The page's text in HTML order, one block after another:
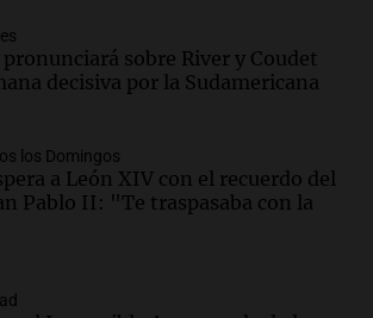
pronunciará sobre River y Coudet
decisiva por la Sudamericana
los Domingos
a León XIV con el recuerdo del
Pablo II: "Te traspasaba con la